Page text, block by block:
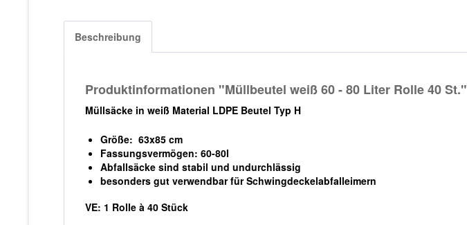
Beschreibung
Produktinformationen "Müllbeutel weiß 60 - 80 Liter Rolle 40 St."
Müllsäcke in weiß Material LDPE Beutel Typ H
Größe: 63x85 cm
Fassungsvermögen: 60-80l
Abfallsäcke sind stabil und undurchlässig
besonders gut verwendbar für Schwingdeckelabfalleimern
VE: 1 Rolle à 40 Stück